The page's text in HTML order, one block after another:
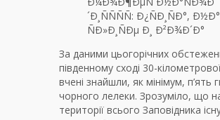
За даними цьогорічних
південному сході 30-
вчені знайшли, як мінімум, п’ять
чорного лелеки. Зрозуміло, що
території всього Заповідника